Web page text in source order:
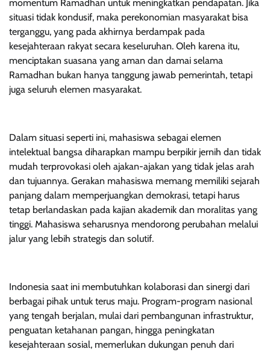
momentum Ramadhan untuk meningkatkan pendapatan. Jika
situasi tidak kondusif, maka perekonomian masyarakat bisa
terganggu, yang pada akhirnya berdampak pada
kesejahteraan rakyat secara keseluruhan. Oleh karena itu,
menciptakan suasana yang aman dan damai selama
Ramadhan bukan hanya tanggung jawab pemerintah, tetapi
juga seluruh elemen masyarakat.
Dalam situasi seperti ini, mahasiswa sebagai elemen
intelektual bangsa diharapkan mampu berpikir jernih dan tidak
mudah terprovokasi oleh ajakan-ajakan yang tidak jelas arah
dan tujuannya. Gerakan mahasiswa memang memiliki sejarah
panjang dalam memperjuangkan demokrasi, tetapi harus
tetap berlandaskan pada kajian akademik dan moralitas yang
tinggi. Mahasiswa seharusnya mendorong perubahan melalui
jalur yang lebih strategis dan solutif.
Indonesia saat ini membutuhkan kolaborasi dan sinergi dari
berbagai pihak untuk terus maju. Program-program nasional
yang tengah berjalan, mulai dari pembangunan infrastruktur,
penguatan ketahanan pangan, hingga peningkatan
kesejahteraan sosial, memerlukan dukungan penuh dari